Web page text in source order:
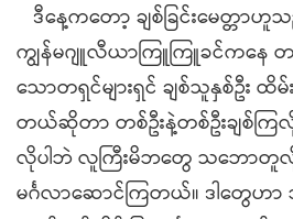
ဒီနေ့ကတော့ ချစ်ခြင်းမေတ္တာ
ကျွန်မဂျူလီယာကြူကြူခင်ကနေ တ
သောတရှင်များရှင် ချစ်သူနှစ်ဦး ထိမ်
တယ်ဆိုတာ တစ်ဦးနဲ့တစ်ဦးချစ်က
လိုပါဘဲ လူကြီးမိဘတွေ သဘောတူလို့ ပ
မင်္ဂလာဆောင်ကြတယ်။ ဒါတွေဟ